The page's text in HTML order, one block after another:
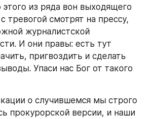
из ряда вон выходящего
тревогой смотрят на прессу,
журналистской
И они правы: есть тут
пригвоздить и сделать
Упаси нас Бог от такого
о случившемся мы строго
прокурорской версии, и наши